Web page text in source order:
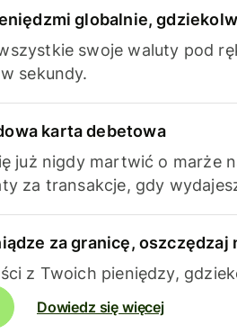
globalnie,
swoje waluty pod
sekundy.
karta debetowa
już nigdy martwić o marże
za transakcje, gdy
za granicę, oszczędzaj
z Twoich pieniędzy,
Dowiedz się więcej